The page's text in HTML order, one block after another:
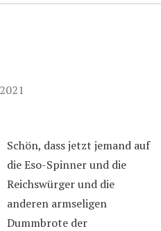
Schön, dass jetzt jemand auf
die Eso-Spinner und die
Reichswürger und die
anderen armseligen
Dummbrote der